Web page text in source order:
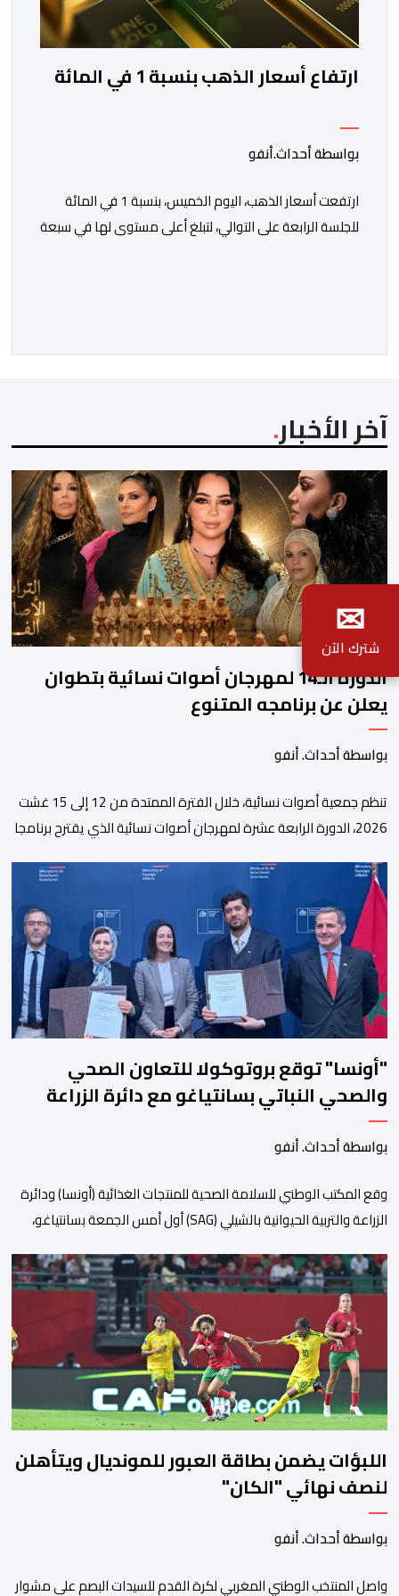
ارتفاع أسعار الذهب بنسبة 1 في المائة
بواسطة أحداث.أنفو
ارتفعت أسعار الذهب، اليوم الخميس، بنسبة 1 في المائة
للجلسة الرابعة على التوالي، لتبلغ أعلى مستوى لها في سبعة
الأمريكية الآجلة […]
آخر الأخبار
الدورة الـ14 لمهرجان أصوات نسائية بتطوان
يعلن عن برنامجه المتنوع
بواسطة أحداث. أنفو
تنظم جمعية أصوات نسائية، خلال الفترة الممتدة من 12 إلى 15 غشت
2026، الدورة الرابعة عشرة لمهرجان أصوات نسائية الذي يقترح برنامجا
الاجتماعية والتضامنية والإنسانية. ووفق بلاغ للمنظمين، تقترح هذه
الدورة، التي تنظم تحت الرعاية السامية لصاحب الجلالة الملك محمد
السادس، تحت شعار “سيدات البحر الأبيض المتوسط، […]
"أونسا" توقع بروتوكولا للتعاون الصحي
والصحي النباتي بسانتياغو مع دائرة الزراعة
وتربية المواشي
بواسطة أحداث. أنفو
وقع المكتب الوطني للسلامة الصحية للمنتجات الغذائية (أونسا) ودائرة
الزراعة والتربية الحيوانية بالشيلي (SAG) أول أمس الجمعة بسانتياغو،
والصحة الحيوانية. وسيمكن هذا البروتوكول الذي تم توقيعه بحضور
مسؤولين عن السلطات الشيلية، وممثلين عن القطاع الخاص ومن
أوساط التصدير، من مواءمة الإجراءات الصحية، والصحية النباتية المطبقة
على […]
اللبؤات يضمن بطاقة العبور للمونديال ويتأهلن
لنصف نهائي "الكان"
بواسطة أحداث. أنفو
واصل المنتخب الوطني المغربي لكرة القدم للسيدات البصم على مشوار
✉
شترك الآن